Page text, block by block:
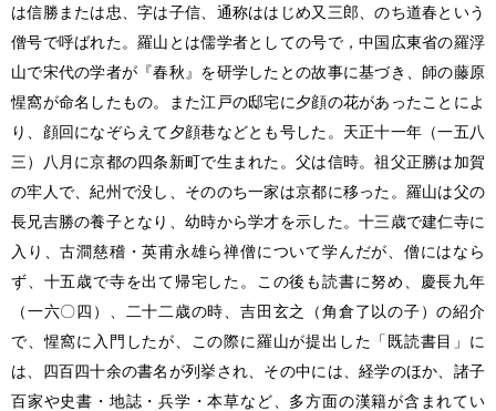
は信勝または忠、字は子信、通称ははじめ又三郎、のち道春という
僧号で呼ばれた。羅山とは儒学者としての号で，中国広東省の羅浮
山で宋代の学者が『春秋』を研学したとの故事に基づき、師の藤原
惺窩が命名したもの。また江戸の邸宅に夕顔の花があったことによ
り、顔回になぞらえて夕顔巷などとも号した。天正十一年（一五八
三）八月に京都の四条新町で生まれた。父は信時。祖父正勝は加賀
の牢人で、紀州で没し、そののち一家は京都に移った。羅山は父の
長兄吉勝の養子となり、幼時から学才を示した。十三歳で建仁寺に
入り、古澗慈稽・英甫永雄ら禅僧について学んだが、僧にはなら
ず、十五歳で寺を出て帰宅した。この後も読書に努め、慶長九年
（一六〇四）、二十二歳の時、吉田玄之（角倉了以の子）の紹介
で、惺窩に入門したが、この際に羅山が提出した「既読書目」に
は、四百四十余の書名が列挙され、その中には、経学のほか、諸子
百家や史書・地誌・兵学・本草など、多方面の漢籍が含まれてい